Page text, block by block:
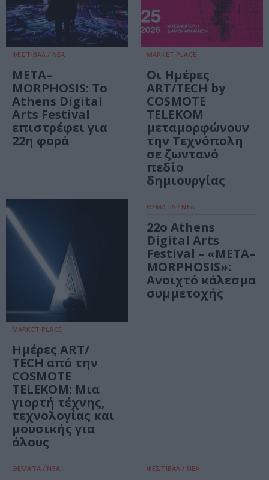
ΦΕΣΤΙΒΑΛ / ΝΕΑ
ΜΕΤΑ–
MORPHOSIS: Το
Athens Digital
Arts Festival
επιστρέφει για
22η φορά
MARKET PLACE
Οι Ημέρες
ART/TECH by
COSMOTE
TELEKOM
μεταμορφώνουν
την Τεχνόπολη
σε ζωντανό
πεδίο
δημιουργίας
MARKET PLACE
Ημέρες ART/
TECH από την
COSMOTE
TELEKOM: Μια
γιορτή τέχνης,
τεχνολογίας και
μουσικής για
όλους
ΘΕΜΑΤΑ / ΝΕΑ
22ο Athens
Digital Arts
Festival – «ΜΕΤΑ–
MORPHOSIS»:
Ανοιχτό κάλεσμα
συμμετοχής
ΘΕΜΑΤΑ / ΝΕΑ ΦΕΣΤΙΒΑΛ / ΝΕΑ